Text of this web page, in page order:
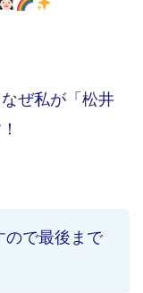
ぜ私が「松井
ので最後まで